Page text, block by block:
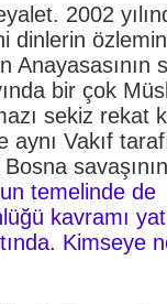
2002
dinlerin
bir çok
sekiz rekat
Vakıf
temelinde de
kavramı
Kimseye